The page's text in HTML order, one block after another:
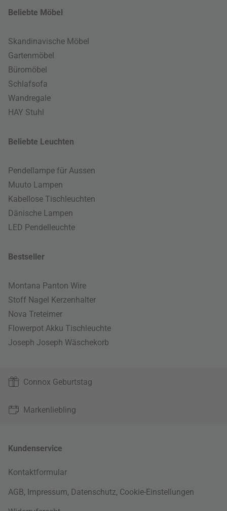
Beliebte Möbel
Skandinavische Möbel
Gartenmöbel
Büromöbel
Schlafsofa
Wandregale
HAY Stuhl
Beliebte Leuchten
Pendellampe für Aussen
Muuto Lampen
Kabellose Tischleuchten
Dänische Lampen
LED Pendelleuchte
Bestseller
Montana Panton Wire
Stoff Nagel Kerzenhalter
Nova Treteimer
Flowerpot Akku Tischleuchte
Joseph Joseph Wäschekorb
Connox Geburtstag
Markenliebling
Kundenservice
Kontaktformular
AGB, Impressum, Datenschutz, Cookie-Einstellungen